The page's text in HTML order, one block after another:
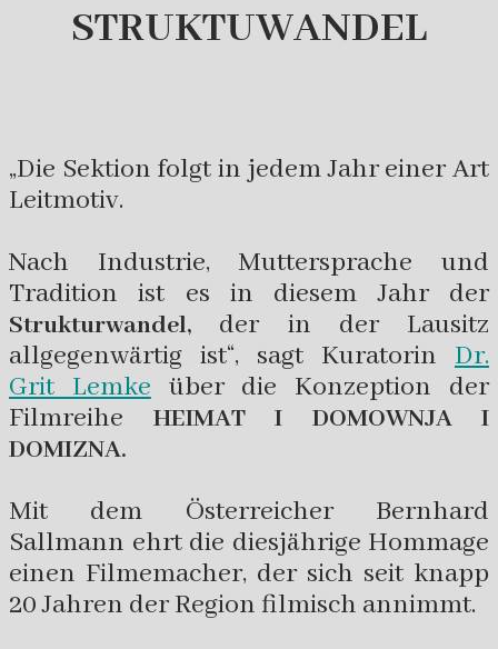
STRUKTUWANDEL
„Die Sektion folgt in jedem Jahr einer Art
Leitmotiv.
Nach Industrie, Muttersprache und
Tradition ist es in diesem Jahr der
Strukturwandel, der in der Lausitz
allgegenwärtig ist“, sagt Kuratorin Dr.
Grit Lemkeüber die Konzeption der
Filmreihe HEIMAT I DOMOWNJA I
DOMIZNA.
Mit dem Österreicher Bernhard
Sallmann ehrt die diesjährige Hommage
einen Filmemacher, der sich seit knapp
20 Jahren der Region filmisch annimmt.